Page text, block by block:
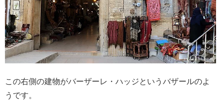
この右側の建物がバーザーレ・ハッジというバザールのよ
うです。